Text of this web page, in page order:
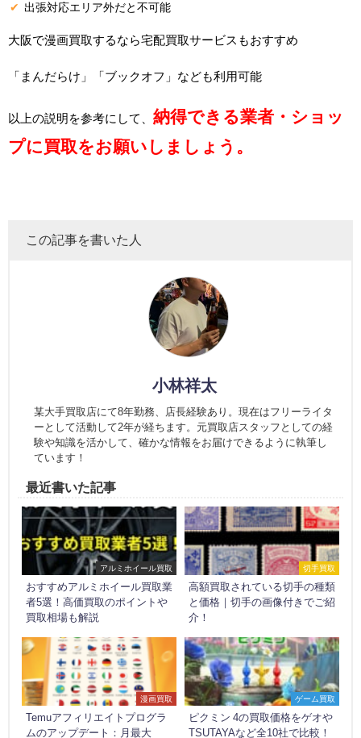
出張対応エリア外だと不可能
大阪で漫画買取するなら宅配買取サービスもおすすめ
「まんだらけ」「ブックオフ」なども利用可能
以上の説明を参考にして、 納得できる業者・ショッ
プに買取をお願いしましょう。
この記事を書いた人
小林祥太
某大手買取店にて8年勤務、店長経験あり。現在はフリーライタ
ーとして活動して2年が経ちます。元買取店スタッフとしての経
験や知識を活かして、確かな情報をお届けできるように執筆し
ています！
最近書いた記事
アルミホイール買取
おすすめアルミホイール買取業
者5選！高価買取のポイントや
買取相場も解説
切手買取
高額買取されている切手の種類
と価格｜切手の画像付きでご紹
介！
漫画買取
Temuアフィリエイトプログラ
ムのアップデート：月最大
ゲーム買取
ピクミン 4の買取価格をゲオや
TSUTAYAなど全10社で比較！